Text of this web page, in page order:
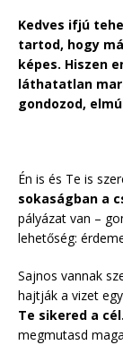
Kedves ifjú
tartod, hogy
képes. Hiszen
láthatatlan
gondozod,
Én is és Te is
sokaságban a
pályázat van –
lehetőség:
Sajnos vannak
hajtják a vizet
Te sikered a cél.
megmutasd